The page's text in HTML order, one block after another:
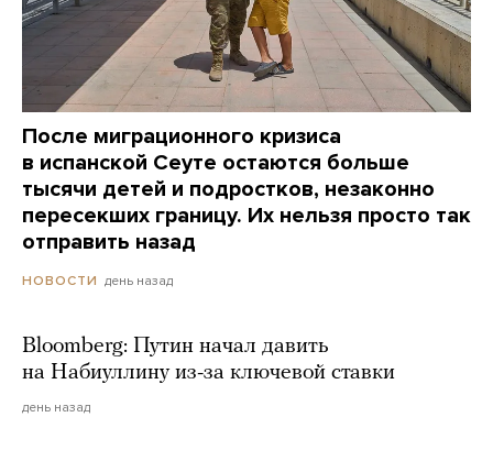
После миграционного кризиса
в испанской Сеуте остаются больше
тысячи детей и подростков, незаконно
пересекших границу. Их нельзя просто так
отправить назад
НОВОСТИ день назад
Bloomberg: Путин начал давить
на Набиуллину из-за ключевой ставки
день назад